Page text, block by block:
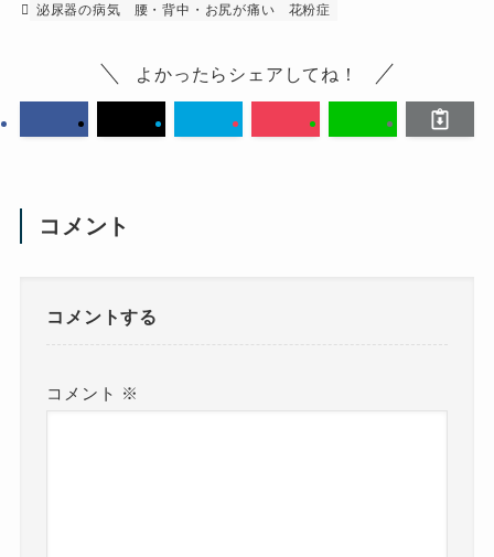
泌尿器の病気
腰・背中・お尻が痛い 花粉症
よかったらシェアしてね！
コメント
コメントする
コメント ※